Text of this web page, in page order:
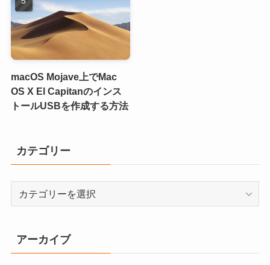
macOS Mojave上でMac
OS X El Capitanのインス
トールUSBを作成する方法
カテゴリー
リ
ー
アーカイブ